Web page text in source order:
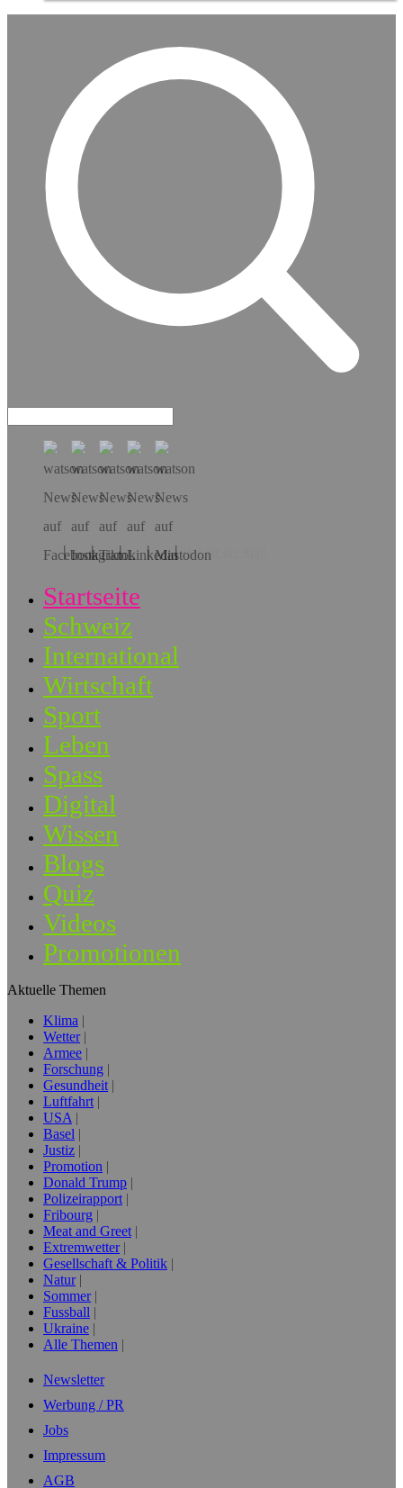
Hol dir die App!
Startseite
Schweiz
International
Wirtschaft
Sport
Leben
Spass
Digital
Wissen
Blogs
Quiz
Videos
Promotionen
Aktuelle Themen
Klima
Wetter
Armee
Forschung
Gesundheit
Luftfahrt
USA
Basel
Justiz
Promotion
Donald Trump
Polizeirapport
Fribourg
Meat and Greet
Extremwetter
Gesellschaft & Politik
Natur
Sommer
Fussball
Ukraine
Alle Themen
Newsletter
Werbung / PR
Jobs
Impressum
AGB